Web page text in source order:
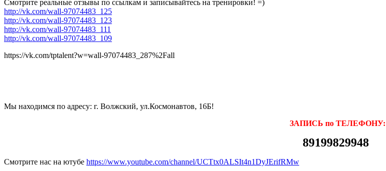
Смотрите реальные отзывы по ссылкам и записывайтесь на тренировки! =)
http://vk.com/wall-97074483_125
http://vk.com/wall-97074483_123
http://vk.com/wall-97074483_111
http://vk.com/wall-97074483_109
https://vk.com/tptalent?w=wall-97074483_287%2Fall
Мы находимся по адресу: г. Волжский, ул.Космонавтов, 16Б!
ЗАПИСЬ по ТЕЛЕФОНУ:
89199829948
Смотрите нас на ютубе https://www.youtube.com/channel/UCTtx0ALSIt4n1DyJErifRMw